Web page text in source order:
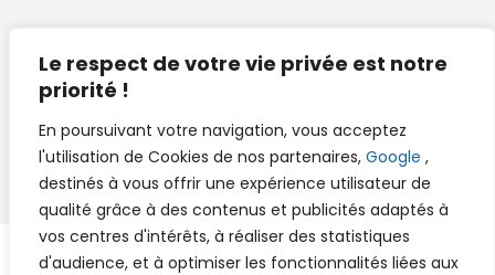
Le respect de votre vie privée est notre
priorité !
En poursuivant votre navigation, vous acceptez
l'utilisation de Cookies de nos partenaires, Google ,
destinés à vous offrir une expérience utilisateur de
qualité grâce à des contenus et publicités adaptés à
vos centres d'intérêts, à réaliser des statistiques
d'audience, et à optimiser les fonctionnalités liées aux
Extranet du CA
Réalisation
Documents utiles